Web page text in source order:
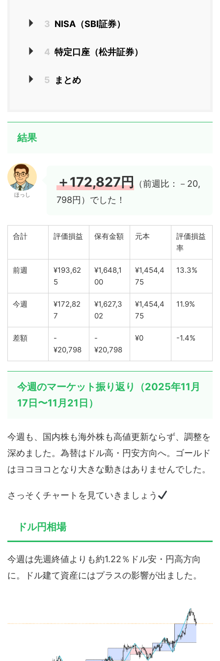
3 NISA（SBI証券）
4 特定口座（松井証券）
5 まとめ
結果
ほっし
＋172,827円 （前週比：－20,
798円）でした！
合計 評価損益 保有金額 元本
評価損益
率
前週
¥193,62
5
¥1,648,1
00
¥1,454,4
75
13.3%
今週
¥172,82
7
¥1,627,3
02
¥1,454,4
75
11.9%
差額
-
¥20,798
-
¥20,798
¥0 -1.4%
今週のマーケット振り返り（2025年11月
17日〜11月21日）
今週も、国内株も海外株も高値更新ならず、調整を
深めました。為替はドル高・円安方向へ。ゴールド
はヨコヨコとなり大きな動きはありませんでした。
さっそくチャートを見ていきましょう
ドル円相場
今週は先週終値よりも約1.22％ドル安・円高方向
に。ドル建て資産にはプラスの影響が出ました。